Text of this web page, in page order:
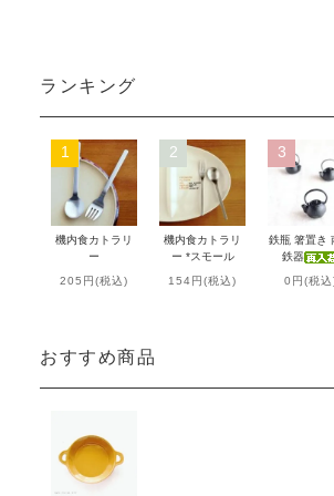
ランキング
1
機内食カトラリ
ー
205円(税込)
2
機内食カトラリ
ー *スモール
154円(税込)
3
鉄瓶 箸置き
鉄器
0円(税
おすすめ商品